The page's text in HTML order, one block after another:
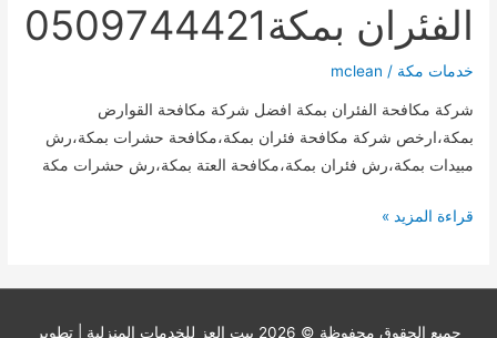
الفئران بمكة0509744421
خدمات مكة /
mclean
شركة مكافحة الفئران بمكة افضل شركة مكافحة القوارض
بمكة،ارخص شركة مكافحة فئران بمكة،مكافحة حشرات بمكة،رش
مبيدات بمكة،رش فئران بمكة،مكافحة العتة بمكة،رش حشرات مكة
ارخص
قراءة المزيد »
حميع الحقوق محفوظة © 2026 بيت العز للخدمات المنزلية | تطوير